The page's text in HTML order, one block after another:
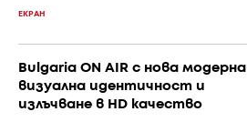
ЕКРАН
Bulgaria ON AIR с нова модерна
визуална идентичност и
излъчване в HD качество